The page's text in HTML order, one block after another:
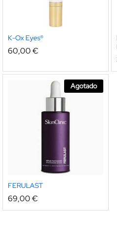
K-Ox Eyes®
60,00€
Agotado
FERULAST
69,00€